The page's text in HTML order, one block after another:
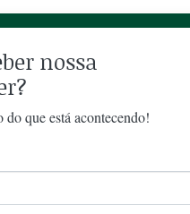
nossa
que está acontecendo!